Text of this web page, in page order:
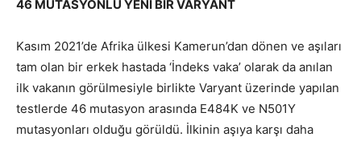
46 MUTASYONLU YENİ BİR VARYANT
Kasım 2021’de Afrika ülkesi Kamerun’dan dönen ve aşıları
tam olan bir erkek hastada ‘İndeks vaka’ olarak da anılan
ilk vakanın görülmesiyle birlikte Varyant üzerinde yapılan
testlerde 46 mutasyon arasında E484K ve N501Y
mutasyonları olduğu görüldü. İlkinin aşıya karşı daha